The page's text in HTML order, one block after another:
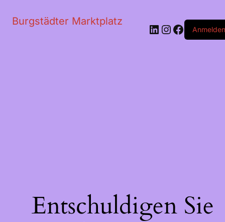
Burgstädter Marktplatz
LinkedIn
Instagram
Anmelden
Entschuldigen Sie